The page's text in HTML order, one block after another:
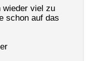
wieder viel zu
schon auf das